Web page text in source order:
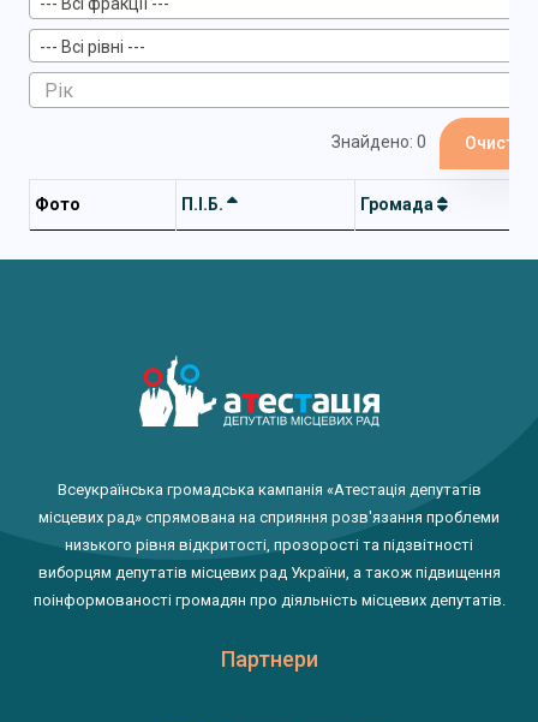
--- Всі рівні ---
Знайдено: 0
Фото П.І.Б. Громада
Всеукраїнська громадська кампанія «Атестація депутатів
місцевих рад» спрямована на сприяння розв'язання проблеми
низького рівня відкритості, прозорості та підзвітності
виборцям депутатів місцевих рад України, а також підвищення
поінформованості громадян про діяльність місцевих депутатів.
Партнери